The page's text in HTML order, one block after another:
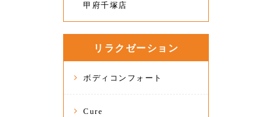
甲府千塚店
リラクゼーション
ボディコンフォート
Cure